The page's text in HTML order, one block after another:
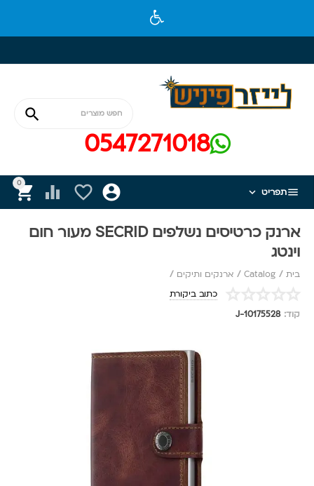
0547271018
0
 
 

תפריט 
ארנק כרטיסים נשלפים SECRID מעור חום
וינטג
בית /
Catalog
/ ארנקים ותיקים /
כתוב ביקורת
קוד: J-10175528